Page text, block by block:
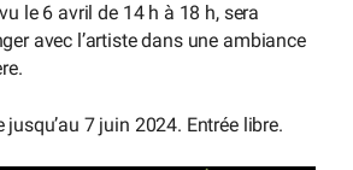
le 6 avril de 14 h à 18 h, sera
avec l’artiste dans une ambiance
7 juin 2024. Entrée libre.